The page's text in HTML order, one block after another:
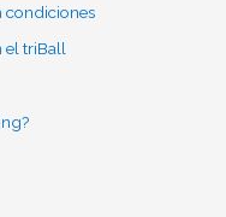
condiciones
el triBall